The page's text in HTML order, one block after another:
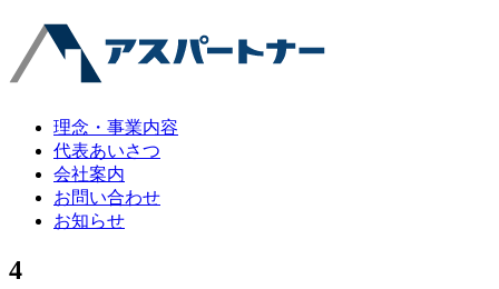
理念・事業内容
代表あいさつ
会社案内
お問い合わせ
お知らせ
4